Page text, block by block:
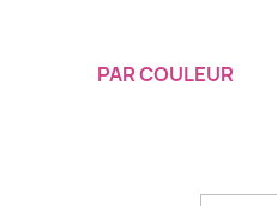
PAR COULEUR